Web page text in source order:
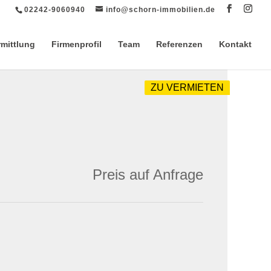
02242-9060940 info@schorn-immobilien.de
Firmenprofil Team Referenzen Kontakt
ZU VERMIETEN
Preis auf Anfrage